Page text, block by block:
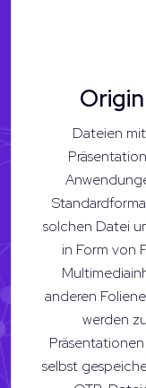
Dateien
solchen Datei
in Form von
anderen
werden
selbst